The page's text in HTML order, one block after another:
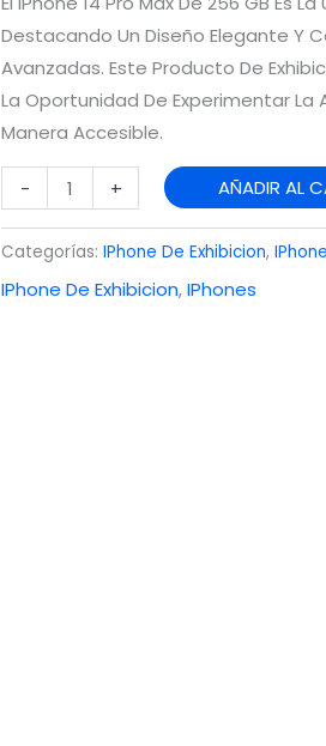
Destacando Un Diseño Elegante Y
Avanzadas. Este Producto De
La Oportunidad De Experimentar La
Manera Accesible.
-
De
Exhibición
Cantidad
+ AÑADIR AL
Categorías: IPhone De Exhibicion,
IPhone De Exhibicion,IPhones